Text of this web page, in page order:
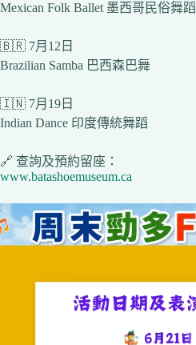
Mexican Folk Ballet 墨西哥民俗舞蹈
🇧🇷 7月12日
Brazilian Samba 巴西森巴舞
🇮🇳 7月19日
Indian Dance 印度傳統舞蹈
🔗 查詢及預約留座：
www.batashoemuseum.ca